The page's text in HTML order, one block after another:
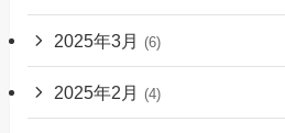
2025年3月 (6)
2025年2月 (4)